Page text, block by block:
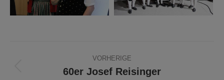
VORHERIGE
Vorheriger
60er Josef Reisinger